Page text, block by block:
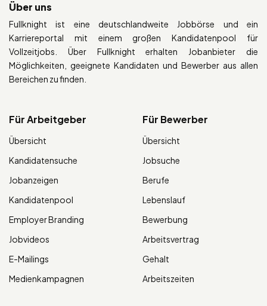
Über uns
Fullknight ist eine deutschlandweite Jobbörse und ein
Karriereportal mit einem großen Kandidatenpool für
Vollzeitjobs. Über Fullknight erhalten Jobanbieter die
Möglichkeiten, geeignete Kandidaten und Bewerber aus allen
Bereichen zu finden.
Für Arbeitgeber
Übersicht
Kandidatensuche
Jobanzeigen
Kandidatenpool
Employer Branding
Jobvideos
E-Mailings
Medienkampagnen
Für Bewerber
Übersicht
Jobsuche
Berufe
Lebenslauf
Bewerbung
Arbeitsvertrag
Gehalt
Arbeitszeiten